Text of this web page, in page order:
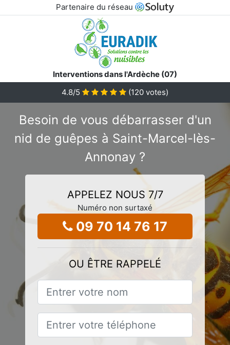
Partenaire du réseau
Interventions dans l'Ardèche (07)
4.8/5 (120 votes)
Besoin de vous débarrasser d'un
nid de guêpes à Saint-Marcel-lès-
Annonay ?
APPELEZ NOUS 7/7
Numéro non surtaxé
09 70 14 76 17
OU ÊTRE RAPPELÉ